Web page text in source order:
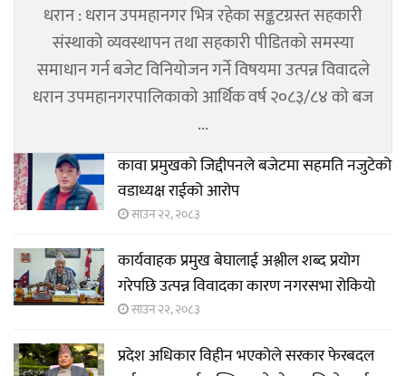
धरान : धरान उपमहानगर भित्र रहेका सङ्कटग्रस्त सहकारी
संस्थाको व्यवस्थापन तथा सहकारी पीडितको समस्या
समाधान गर्न बजेट विनियोजन गर्ने विषयमा उत्पन्न विवादले
धरान उपमहानगरपालिकाको आर्थिक वर्ष २०८३/८४ को बज
...
कावा प्रमुखको जिद्दीपनले बजेटमा सहमति नजुटेको
वडाध्यक्ष राईको आरोप
साउन २२, २०८३
कार्यवाहक प्रमुख बेघालाई अश्लील शब्द प्रयोग
गरेपछि उत्पन्न विवादका कारण नगरसभा रोकियो
साउन २२, २०८३
प्रदेश अधिकार विहीन भएकोले सरकार फेरबदल